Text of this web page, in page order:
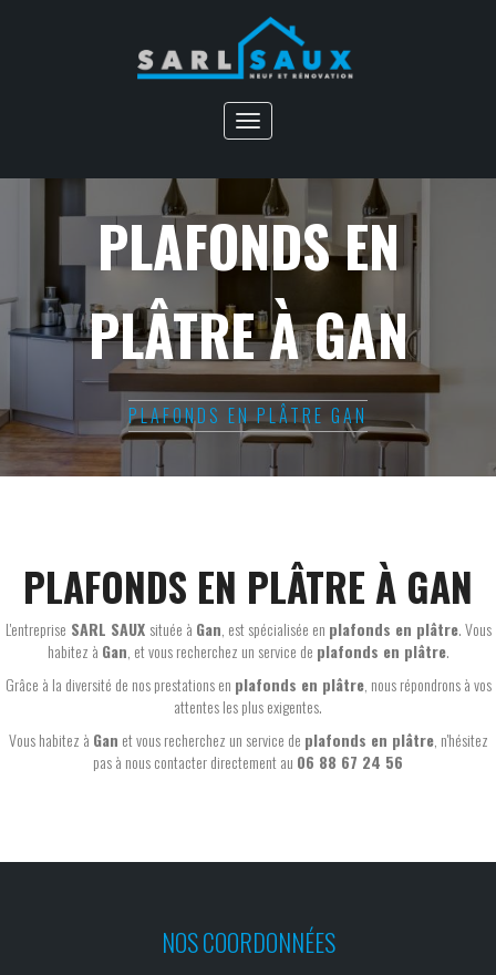
Toggle
navigation
PLAFONDS EN
PLÂTRE À GAN
PLAFONDS EN PLÂTRE GAN
PLAFONDS EN PLÂTRE À GAN
L'entreprise SARL SAUX située à Gan , est spécialisée en plafonds en plâtre. Vous
habitez à Gan , et vous recherchez un service de plafonds en plâtre.
Grâce à la diversité de nos prestations en plafonds en plâtre, nous répondrons à vos
attentes les plus exigentes.
Vous habitez à Gan et vous recherchez un service de plafonds en plâtre, n'hésitez
pas à nous contacter directement au 06 88 67 24 56
NOS COORDONNÉES